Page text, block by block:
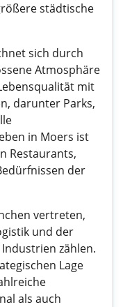
städtische
sich durch
Atmosphäre
mit
darunter Parks,
in Moers ist
Restaurants,
der
vertreten,
und der
zählen.
Lage
als auch